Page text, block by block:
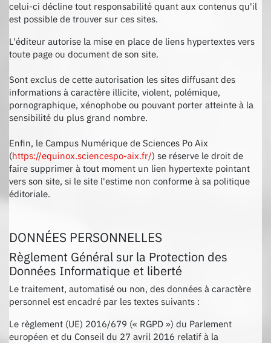
celui-ci décline tout responsabilité quant aux contenus qu'il
est possible de trouver sur ces sites.
L'éditeur autorise la mise en place de liens hypertextes vers
toute page ou document de son site.
Sont exclus de cette autorisation les sites diffusant des
informations à caractère illicite, violent, polémique,
pornographique, xénophobe ou pouvant porter atteinte à la
sensibilité du plus grand nombre.
Enfin, le Campus Numérique de Sciences Po Aix
(https://equinox.sciencespo-aix.fr/) se réserve le droit de
faire supprimer à tout moment un lien hypertexte pointant
vers son site, si le site l'estime non conforme à sa politique
éditoriale.
DONNÉES PERSONNELLES
Règlement Général sur la Protection des
Données Informatique et liberté
Le traitement, automatisé ou non, des données à caractère
personnel est encadré par les textes suivants :
Le règlement (UE) 2016/679 (« RGPD ») du Parlement
européen et du Conseil du 27 avril 2016 relatif à la